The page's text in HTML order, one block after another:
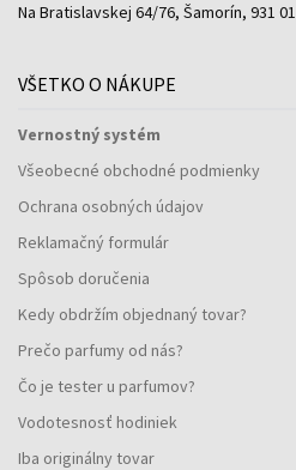
Na Bratislavskej 64/76, Šamorín, 931 01
VŠETKO O NÁKUPE
Vernostný systém
Všeobecné obchodné podmienky
Ochrana osobných údajov
Reklamačný formulár
Spôsob doručenia
Kedy obdržím objednaný tovar?
Prečo parfumy od nás?
Čo je tester u parfumov?
Vodotesnosť hodiniek
Iba originálny tovar